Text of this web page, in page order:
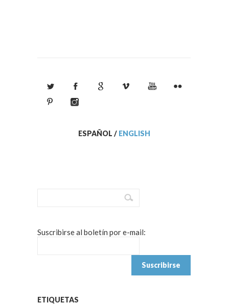
ESPAÑOL / ENGLISH
Suscribirse al boletín por e-mail:
ETIQUETAS